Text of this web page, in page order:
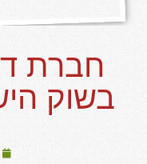
חברת
בשוק